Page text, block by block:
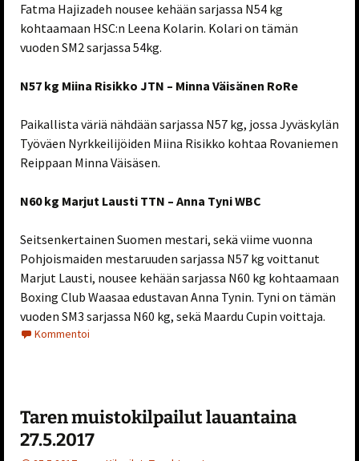
Fatma Hajizadeh nousee kehään sarjassa N54 kg
kohtaamaan HSC:n Leena Kolarin. Kolari on tämän
vuoden SM2 sarjassa 54kg.
N57 kg Miina Risikko JTN – Minna Väisänen RoRe
Paikallista väriä nähdään sarjassa N57 kg, jossa Jyväskylän
Työväen Nyrkkeilijöiden Miina Risikko kohtaa Rovaniemen
Reippaan Minna Väisäsen.
N60 kg Marjut Lausti TTN – Anna Tyni WBC
Seitsenkertainen Suomen mestari, sekä viime vuonna
Pohjoismaiden mestaruuden sarjassa N57 kg voittanut
Marjut Lausti, nousee kehään sarjassa N60 kg kohtaamaan
Boxing Club Waasaa edustavan Anna Tynin. Tyni on tämän
vuoden SM3 sarjassa N60 kg, sekä Maardu Cupin voittaja.
Kommentoi
Taren muistokilpailut lauantaina
27.5.2017